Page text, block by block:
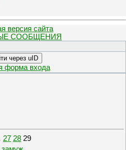
версия сайта
СООБЩЕНИЯ
через uID
форма входа
27 28 29